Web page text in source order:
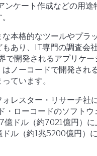
ンケート作成などの用途
本格的なツールやプラ
あり、IT専門の調査会
で開発されるアプリケー
ノーコードで開発され
ています。
レスター・リサーチ社
・ローコードのソフトウ
億ドル（約7021億円）
ル（約1兆5200億円）